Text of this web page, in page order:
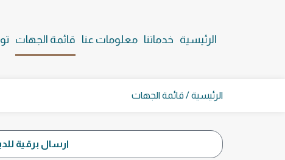
الرئيسية خدماتنا معلومات عنا قائمة الجهات
الرئيسية/ قائمة الجهات
ارسال برقية